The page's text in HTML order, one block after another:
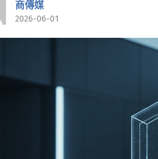
商傳媒
2026-06-01